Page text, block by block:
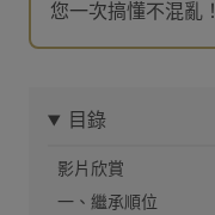
您一次搞懂不混亂！
目錄
影片欣賞
一、繼承順位